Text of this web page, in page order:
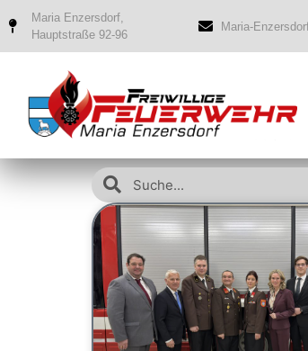
Maria Enzersdorf,
Hauptstraße 92-96
Maria-